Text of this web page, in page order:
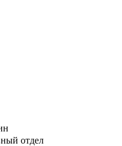
отдел